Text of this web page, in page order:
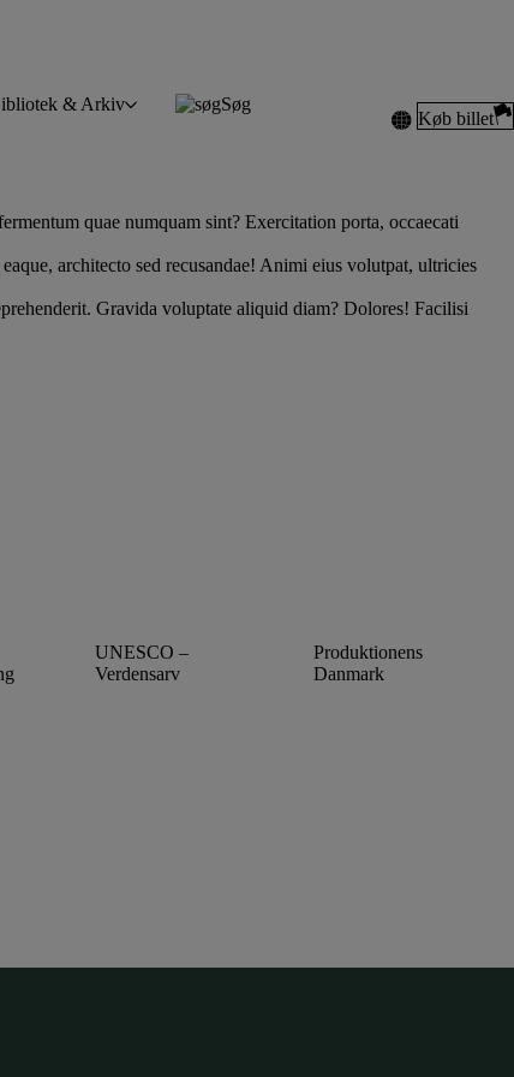
& Arkiv Søg
Køb billet
quae numquam sint? Exercitation porta, occaecati
architecto sed recusandae! Animi eius volutpat, ultricies
Gravida voluptate aliquid diam? Dolores! Facilisi
UNESCO –
Verdensarv
Produktionens
Danmark